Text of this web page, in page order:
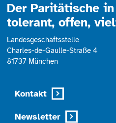
Der Paritätische
tolerant, offen,
Landesgeschäftsstelle
Charles-de-Gaulle-Straße 4
81737 München
Kontakt
Newsletter